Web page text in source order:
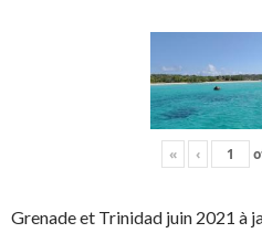
« ‹
Grenade et Trinidad juin 2021 à